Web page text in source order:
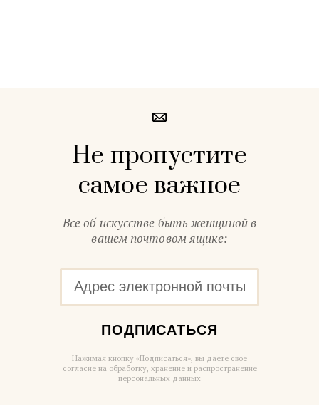
Не пропустите
самое важное
Все об искусстве быть женщиной в
вашем почтовом ящике:
ПОДПИСАТЬСЯ
Нажимая кнопку «Подписаться», вы даете свое
согласие на обработку, хранение и распространение
персональных данных